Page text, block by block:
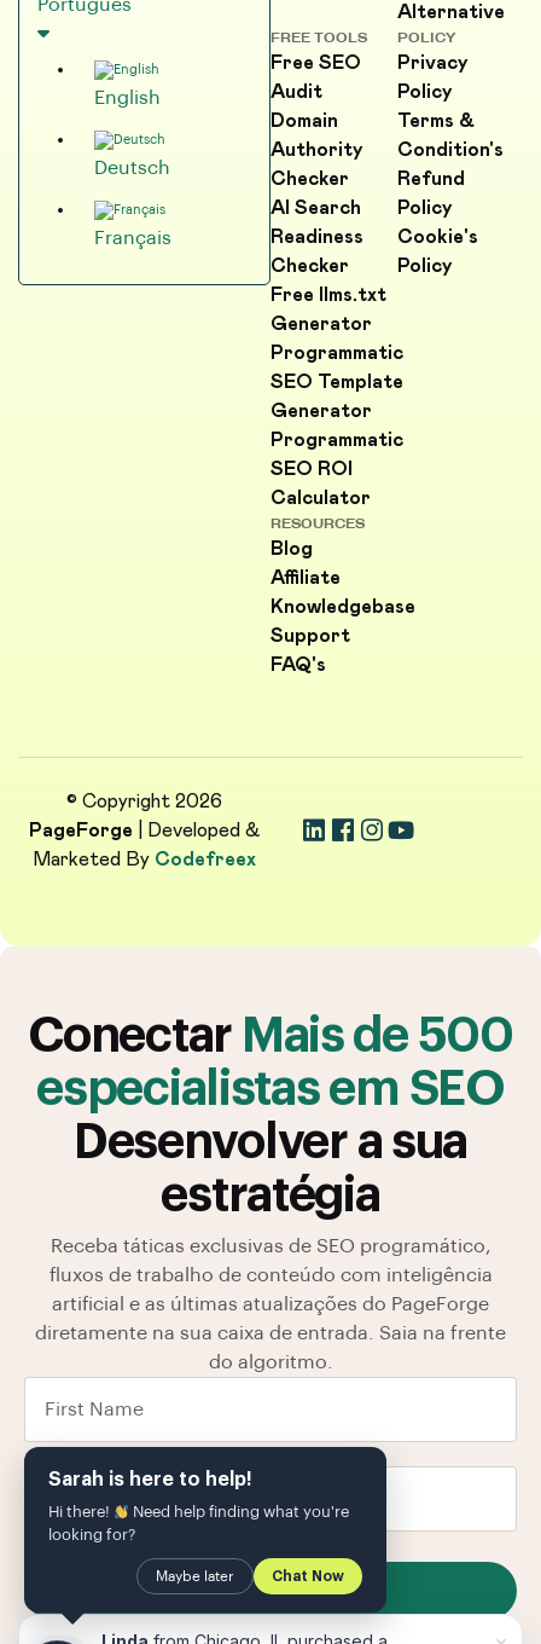
Português
English
Deutsch
Français
Alternative
FREE TOOLS
Free SEO
Audit
Domain
Authority
Checker
AI Search
Readiness
Checker
Free llms.txt
Generator
Programmatic
SEO Template
Generator
Programmatic
SEO ROI
Calculator
POLICY
Privacy
Policy
Terms &
Condition's
Refund
Policy
Cookie's
Policy
RESOURCES
Blog
Affiliate
Knowledgebase
Support
FAQ's
© Copyright 2026
PageForge | Developed &
Marketed By Codefreex
Sarah is here to help!
Hi there!
Need help finding what you're
looking for?
Maybe later Chat Now
Conectar Mais de 500
especialistas em SEO
Desenvolver a sua
estratégia
Receba táticas exclusivas de SEO programático,
fluxos de trabalho de conteúdo com inteligência
artificial e as últimas atualizações do PageForge
diretamente na sua caixa de entrada. Saia na frente
do algoritmo.
SUBSCRIBE
Armazenamos seus dados em nosso